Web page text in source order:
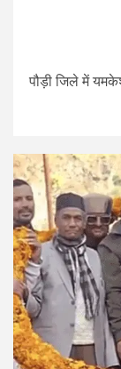
पौड़ी जिले में